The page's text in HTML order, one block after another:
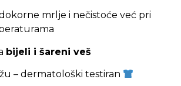
mrlje i nečistoće već pri
bijeli i šareni veš
– dermatološki testiran